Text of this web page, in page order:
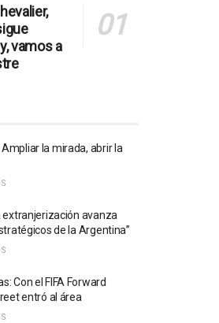
vamos a
la mirada, abrir la
extranjerización avanza
de la Argentina”
Con el FIFA Forward
entró al área